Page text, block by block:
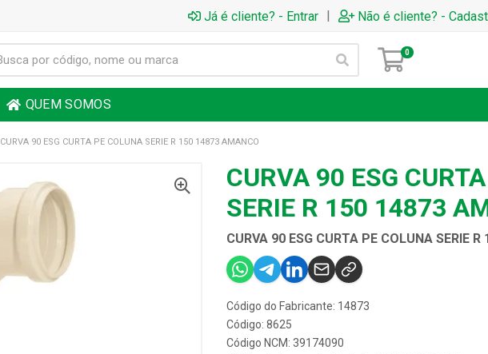
Já é cliente? - Entrar | Não é cliente? -
0
QUEM SOMOS
CURVA 90 ESG CURTA PE COLUNA SERIE R 150 14873 AMANCO
CURVA 90 ESG
SERIE R 150 14873
CURVA 90 ESG CURTA PE COLUNA SERIE
Código do Fabricante: 14873
Código: 8625
Código NCM: 39174090